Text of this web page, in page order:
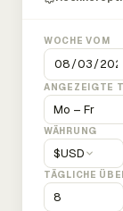
WOCHE VOM
ANGEZEIGTE
WÄHRUNG
$USD
TÄGLICHE